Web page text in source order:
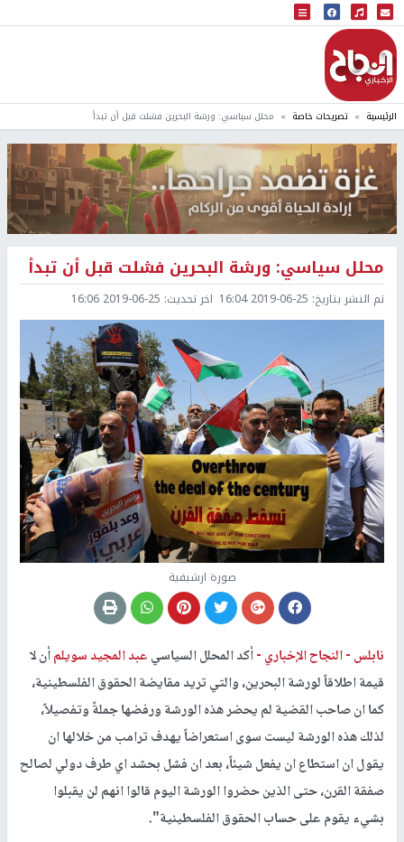
البث المباشر
إذاعة النجاح
الرئيسية تصريحات خاصة محلل سياسي: ورشة البحرين فشلت قبل أن تبدأ
محلل سياسي: ورشة البحرين فشلت قبل أن تبدأ
تم النشر بتاريخ: 2019-06-25 16:04 اخر تحديث: 2019-06-25 16:06
صورة ارشيفية
نابلس -النجاح الإخباري -أكد المحلل السياسيعبد المجيد سويلمأن لا
قيمة اطلاقاً لورشة البحرين، والتي تريد مقايضة الحقوق الفلسطينية،
كما ان صاحب القضية لم يحضر هذه الورشة ورفضها جملةً وتفصيلاً،
لذلك هذه الورشة ليست سوى استعراضاً يهدف ترامب من خلالها ان
يقول ان استطاع ان يفعل شيئاً، بعد ان فشل بحشد اي طرف دولي لصالح
صفقة القرن، حتى الذين حضروا الورشة اليوم قالوا انهم لن يقبلوا
بشيء يقوم على حساب الحقوق الفلسطينية".